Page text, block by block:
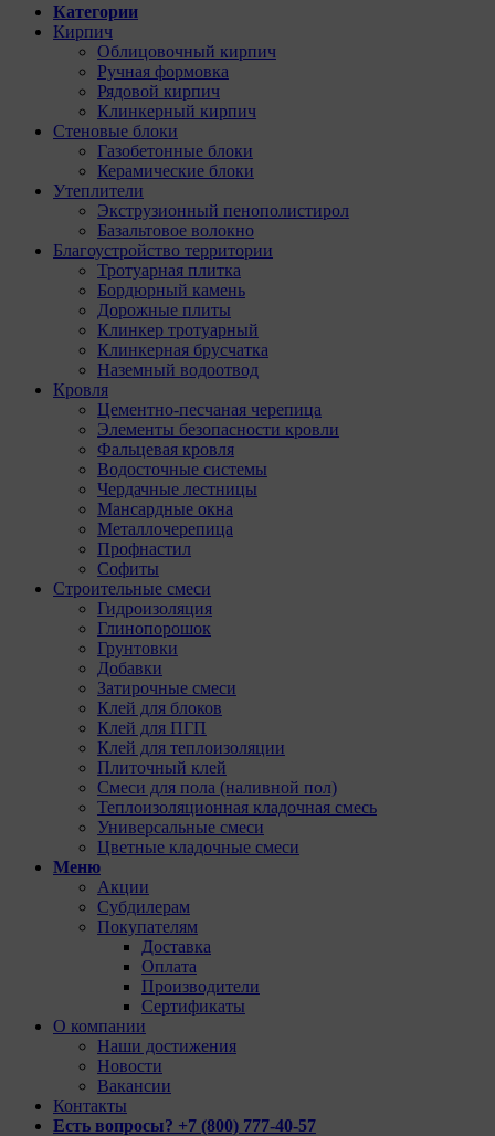
Категории
Кирпич
Облицовочный кирпич
Ручная формовка
Рядовой кирпич
Клинкерный кирпич
Стеновые блоки
Газобетонные блоки
Керамические блоки
Утеплители
Экструзионный пенополистирол
Базальтовое волокно
Благоустройство территории
Тротуарная плитка
Бордюрный камень
Дорожные плиты
Клинкер тротуарный
Клинкерная брусчатка
Наземный водоотвод
Кровля
Цементно-песчаная черепица
Элементы безопасности кровли
Фальцевая кровля
Водосточные системы
Чердачные лестницы
Мансардные окна
Металлочерепица
Профнастил
Софиты
Строительные смеси
Гидроизоляция
Глинопорошок
Грунтовки
Добавки
Затирочные смеси
Клей для блоков
Клей для ПГП
Клей для теплоизоляции
Плиточный клей
Смеси для пола (наливной пол)
Теплоизоляционная кладочная смесь
Универсальные смеси
Цветные кладочные смеси
Меню
Акции
Субдилерам
Покупателям
Доставка
Оплата
Производители
Сертификаты
О компании
Наши достижения
Новости
Вакансии
Контакты
Есть вопросы? +7 (800) 777-40-57